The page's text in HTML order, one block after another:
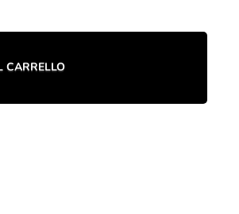
CARRELLO